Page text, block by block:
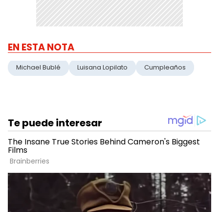
EN ESTA NOTA
Michael Bublé Luisana Lopilato Cumpleaños